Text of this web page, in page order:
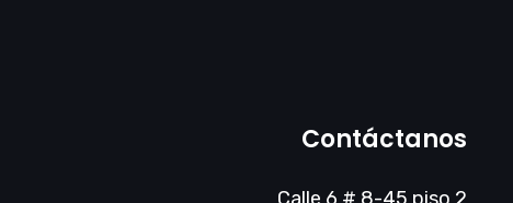
Contáctanos